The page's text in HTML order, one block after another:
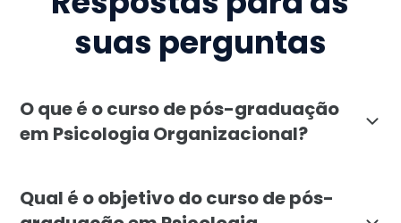
suas perguntas
O que é o curso de pós-graduação
em Psicologia Organizacional?
Qual é o objetivo do curso de pós-